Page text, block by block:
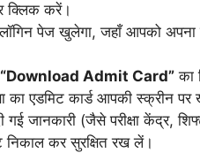
क्लिक करें।
पेज खुलेगा, जहाँ आपको अपना
“Download Admit Card” का
का एडमिट कार्ड आपकी स्क्रीन पर
गई जानकारी (जैसे परीक्षा केंद्र,
कर सुरक्षित रख लें।